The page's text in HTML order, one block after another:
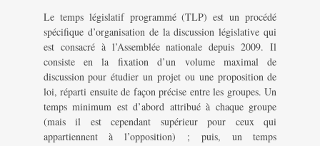
Le temps législatif programmé (TLP) est un procédé
spécifique d’organisation de la discussion législative qui
est consacré à l’Assemblée nationale depuis 2009. Il
consiste en la fixation d’un volume maximal de
discussion pour étudier un projet ou une proposition de
loi, réparti ensuite de façon précise entre les groupes. Un
temps minimum est d’abord attribué à chaque groupe
(mais il est cependant supérieur pour ceux qui
appartiennent à l’opposition) ; puis, un temps